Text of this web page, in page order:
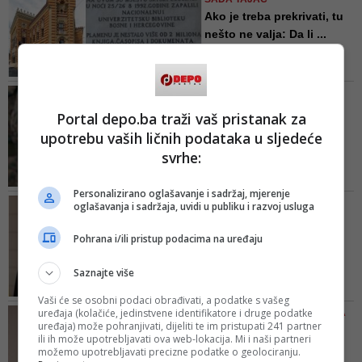
koje dovodi do povrede odredaba
Etičkog kodeksa ponašanja i
Ako je treba prekrivati, tu
nešto ne valja: Da li ...
države... Odgovornost bez
kompromisa, ali sa historijskim
ISTRAGE
Pripadnik OSBiH prijetio
Zabrinjavajuće je da osobe poput
Vahida Hote, kojima
štite podjednako sve građane
fizičkim nasiljem nad novinarima
samo zato što se ne...
U ČEMU JE PROBLEM S
Da li je gradonačelnica
gradonačelnicu neophodno je
podsjetiti na još jednu pravno
obvezujuću činjenicu u vezi sa
sramnom pločom na Vijećnici.
BENJAMINA KARIĆ POSLALA
JASNU PORUKU PRVIM
KOMŠIJAMA
Portal depo.ba traži vaš pristanak za
upotrebu vaših ličnih podataka u sljedeće
svrhe:
Personalizirano oglašavanje i sadržaj, mjerenje
oglašavanja i sadržaja, uvidi u publiku i razvoj usluga
Pohrana i/ili pristup podacima na uređaju
Saznajte više
Vaši će se osobni podaci obrađivati, a podatke s vašeg
uređaja (kolačiće, jedinstvene identifikatore i druge podatke
uređaja) može pohranjivati, dijeliti te im pristupati 241 partner
ili ih može upotrebljavati ova web-lokacija. Mi i naši partneri
možemo upotrebljavati precizne podatke o geolociranju.